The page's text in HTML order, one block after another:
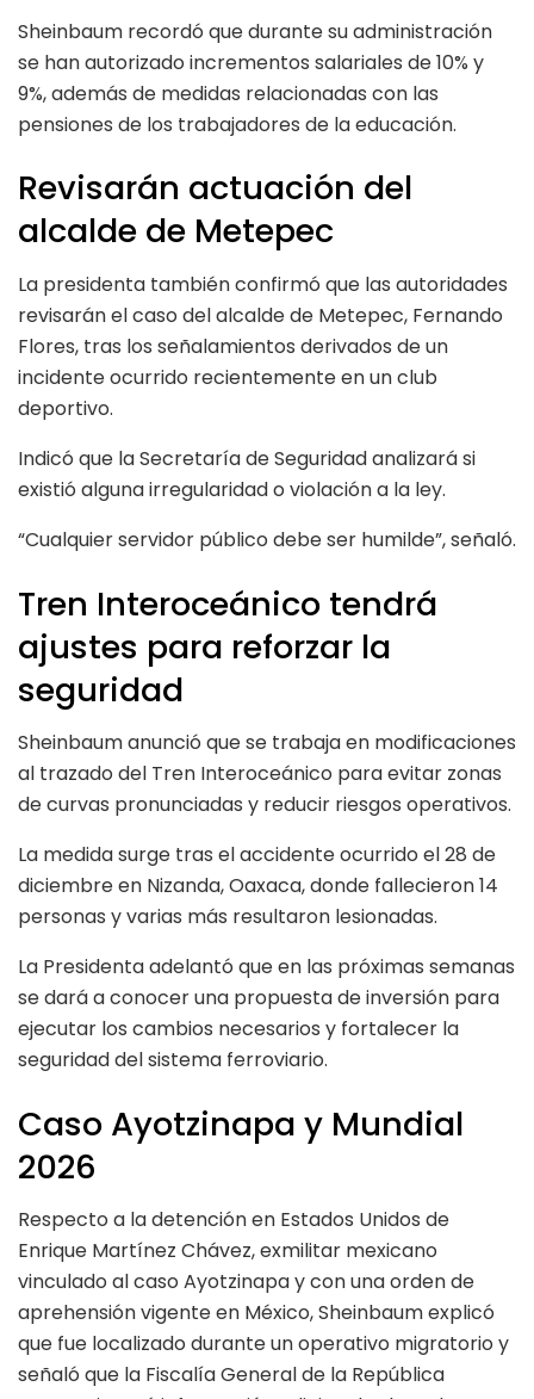
Sheinbaum recordó que durante su administración
se han autorizado incrementos salariales de 10% y
9%, además de medidas relacionadas con las
pensiones de los trabajadores de la educación.
Revisarán actuación del
alcalde de Metepec
La presidenta también confirmó que las autoridades
revisarán el caso del alcalde de Metepec, Fernando
Flores, tras los señalamientos derivados de un
incidente ocurrido recientemente en un club
deportivo.
Indicó que la Secretaría de Seguridad analizará si
existió alguna irregularidad o violación a la ley.
“Cualquier servidor público debe ser humilde”, señaló.
Tren Interoceánico tendrá
ajustes para reforzar la
seguridad
Sheinbaum anunció que se trabaja en modificaciones
al trazado del Tren Interoceánico para evitar zonas
de curvas pronunciadas y reducir riesgos operativos.
La medida surge tras el accidente ocurrido el 28 de
diciembre en Nizanda, Oaxaca, donde fallecieron 14
personas y varias más resultaron lesionadas.
La Presidenta adelantó que en las próximas semanas
se dará a conocer una propuesta de inversión para
ejecutar los cambios necesarios y fortalecer la
seguridad del sistema ferroviario.
Caso Ayotzinapa y Mundial
2026
Respecto a la detención en Estados Unidos de
Enrique Martínez Chávez, exmilitar mexicano
vinculado al caso Ayotzinapa y con una orden de
aprehensión vigente en México, Sheinbaum explicó
que fue localizado durante un operativo migratorio y
señaló que la Fiscalía General de la República